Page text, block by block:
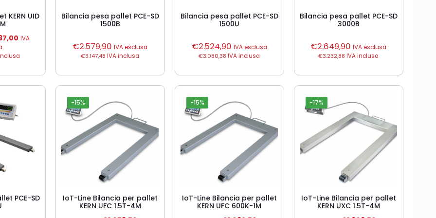
KERN UID
Il
attuale
€1.037,00.
IVA
Bilancia pesa pallet PCE-SD
1500B
€2.579,90 IVA esclusa
€3.147,48 IVA inclusa
Bilancia pesa pallet PCE-SD
1500U
€2.524,90 IVA esclusa
€3.080,38 IVA inclusa
Bilancia pesa pallet PCE-SD
3000B
€2.649,90 IVA esclusa
€3.232,88 IVA inclusa
PCE-SD
-15%
IoT-Line Bilancia per pallet
KERN UFC 1.5T-4M
-15%
IoT-Line Bilancia per pallet
KERN UFC 600K-1M
-17%
IoT-Line Bilancia per pallet
KERN UXC 1.5T-4M